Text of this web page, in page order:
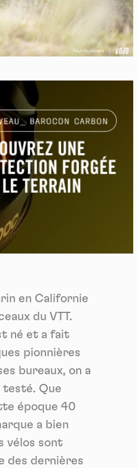
en Californie
du VTT.
né et a fait
pionnières
bureaux, on a
Que
époque 40
a bien
vélos sont
des dernières